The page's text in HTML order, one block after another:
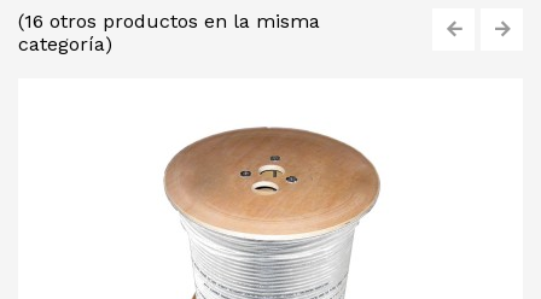
(16 otros productos en la misma
categoría)